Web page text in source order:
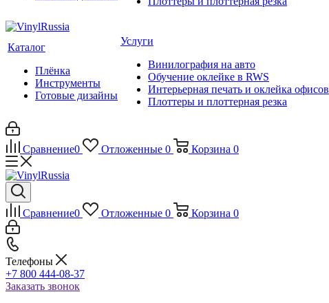
Каталог
Плёнка
Инструменты
Готовые дизайны
Услуги
Винилография на авто
Обучение оклейке в RWS
Интерьерная печать и оклейка офисов
Плоттеры и плоттерная резка
Сравнение0 Отложенные 0 Корзина 0
Сравнение0 Отложенные 0 Корзина 0
Телефоны
+7 800 444-08-37
Заказать звонок